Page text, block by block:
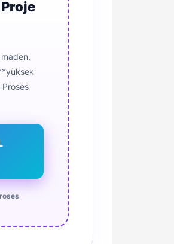
Proses